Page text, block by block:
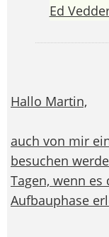
Ed
Hallo Martin,
auch von mir
besuchen
Tagen, wenn
Aufbauphase